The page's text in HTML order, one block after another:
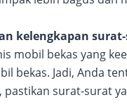
kelengkapan
mobil bekas yang
bekas. Jadi, Anda
pastikan surat-surat